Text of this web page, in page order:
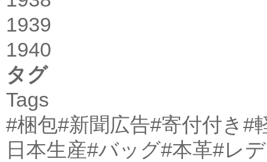
1939
1940
タグ
Tags
#梱包#新聞広告#寄付付き #
日本生産#バッグ#本革#レ